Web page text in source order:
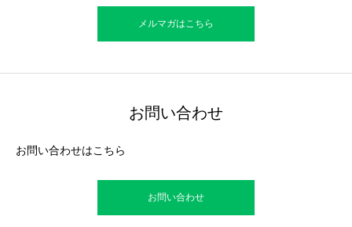
メルマガはこちら
お問い合わせ
お問い合わせはこちら
お問い合わせ